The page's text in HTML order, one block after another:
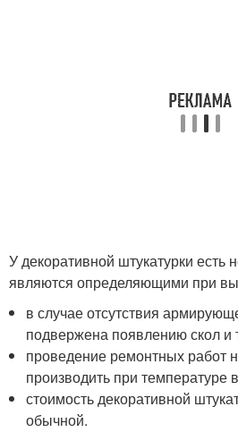
У декоративной штукатурки есть
являются определяющими при
в случае отсутствия
подвержена появлению скол и
проведение ремонтных работ
производить при температуре
стоимость декоративной
обычной.